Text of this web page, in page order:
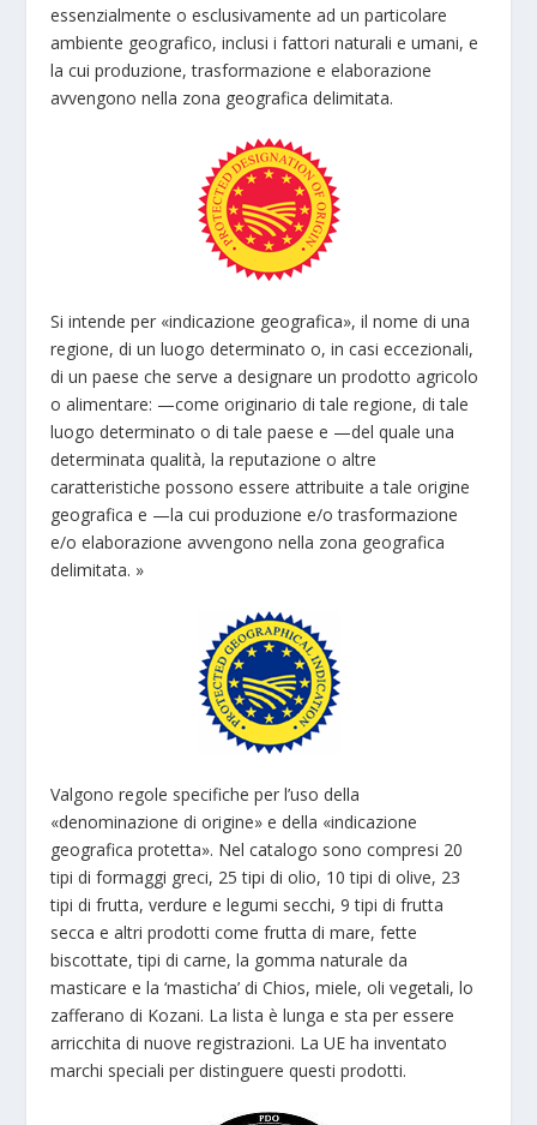
essenzialmente o esclusivamente ad un particolare
ambiente geografico, inclusi i fattori naturali e umani, e
la cui produzione, trasformazione e elaborazione
avvengono nella zona geografica delimitata.
Si intende per «indicazione geografica», il nome di una
regione, di un luogo determinato o, in casi eccezionali,
di un paese che serve a designare un prodotto agricolo
o alimentare: —come originario di tale regione, di tale
luogo determinato o di tale paese e —del quale una
determinata qualità, la reputazione o altre
caratteristiche possono essere attribuite a tale origine
geografica e —la cui produzione e/o trasformazione
e/o elaborazione avvengono nella zona geografica
delimitata. »
Valgono regole specifiche per l’uso della
«denominazione di origine» e della «indicazione
geografica protetta». Nel catalogo sono compresi 20
tipi di formaggi greci, 25 tipi di olio, 10 tipi di olive, 23
tipi di frutta, verdure e legumi secchi, 9 tipi di frutta
secca e altri prodotti come frutta di mare, fette
biscottate, tipi di carne, la gomma naturale da
masticare e la ‘masticha’ di Chios, miele, oli vegetali, lo
zafferano di Kozani. La lista è lunga e sta per essere
arricchita di nuove registrazioni. La UE ha inventato
marchi speciali per distinguere questi prodotti.